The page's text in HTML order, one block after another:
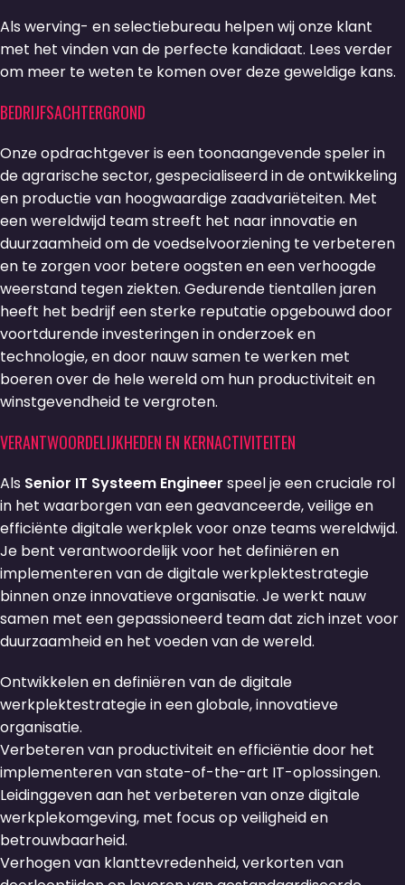
Als werving- en selectiebureau helpen wij onze klant
met het vinden van de perfecte kandidaat. Lees verder
om meer te weten te komen over deze geweldige kans.
BEDRIJFSACHTERGROND
Onze opdrachtgever is een toonaangevende speler in
de agrarische sector, gespecialiseerd in de ontwikkeling
en productie van hoogwaardige zaadvariëteiten. Met
een wereldwijd team streeft het naar innovatie en
duurzaamheid om de voedselvoorziening te verbeteren
en te zorgen voor betere oogsten en een verhoogde
weerstand tegen ziekten. Gedurende tientallen jaren
heeft het bedrijf een sterke reputatie opgebouwd door
voortdurende investeringen in onderzoek en
technologie, en door nauw samen te werken met
boeren over de hele wereld om hun productiviteit en
winstgevendheid te vergroten.
VERANTWOORDELIJKHEDEN EN KERNACTIVITEITEN
Als Senior IT Systeem Engineer speel je een cruciale rol
in het waarborgen van een geavanceerde, veilige en
efficiënte digitale werkplek voor onze teams wereldwijd.
Je bent verantwoordelijk voor het definiëren en
implementeren van de digitale werkplektestrategie
binnen onze innovatieve organisatie. Je werkt nauw
samen met een gepassioneerd team dat zich inzet voor
duurzaamheid en het voeden van de wereld.
Ontwikkelen en definiëren van de digitale
werkplektestrategie in een globale, innovatieve
organisatie.
Verbeteren van productiviteit en efficiëntie door het
implementeren van state-of-the-art IT-oplossingen.
Leidinggeven aan het verbeteren van onze digitale
werkplekomgeving, met focus op veiligheid en
betrouwbaarheid.
Verhogen van klanttevredenheid, verkorten van